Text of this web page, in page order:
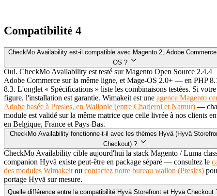
Compatibilité 4
CheckMo Availability est-il compatible avec Magento 2, Adobe
OS ?
Oui. CheckMo Availability est testé sur Magento Open Source
Adobe Commerce sur la même ligne, et Mage-OS 2.0+ — en PHP
8.3. L'onglet « Spécifications » liste les combinaisons testées. Si
figure, l'installation est garantie. Wimakeit est une agence Magento
Adobe basée à Presles, en Wallonie (entre Charleroi et Namur) —
module est validé sur la même matrice que celle livrée à nos clients
en Belgique, France et Pays-Bas.
CheckMo Availability fonctionne-t-il avec les thèmes Hyvä (Hyvä
Checkout) ?
CheckMo Availability cible aujourd'hui la stack Magento / Luma
companion Hyvä existe peut-être en package séparé — consultez le
des modules Wimakeit ou contactez notre bureau wallon (Presles)
portage Hyvä sur mesure.
Quelle différence entre la compatibilité Hyvä Storefront et Hyvä Checkout